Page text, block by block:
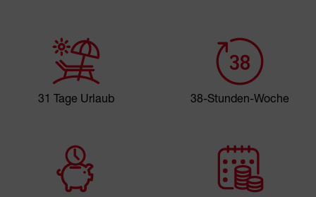
31 Tage Urlaub 38-Stunden-Woche